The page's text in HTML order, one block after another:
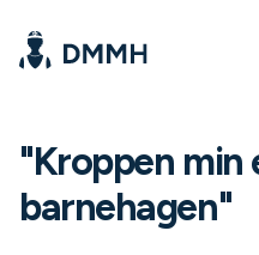
"Kroppen min
barnehagen"